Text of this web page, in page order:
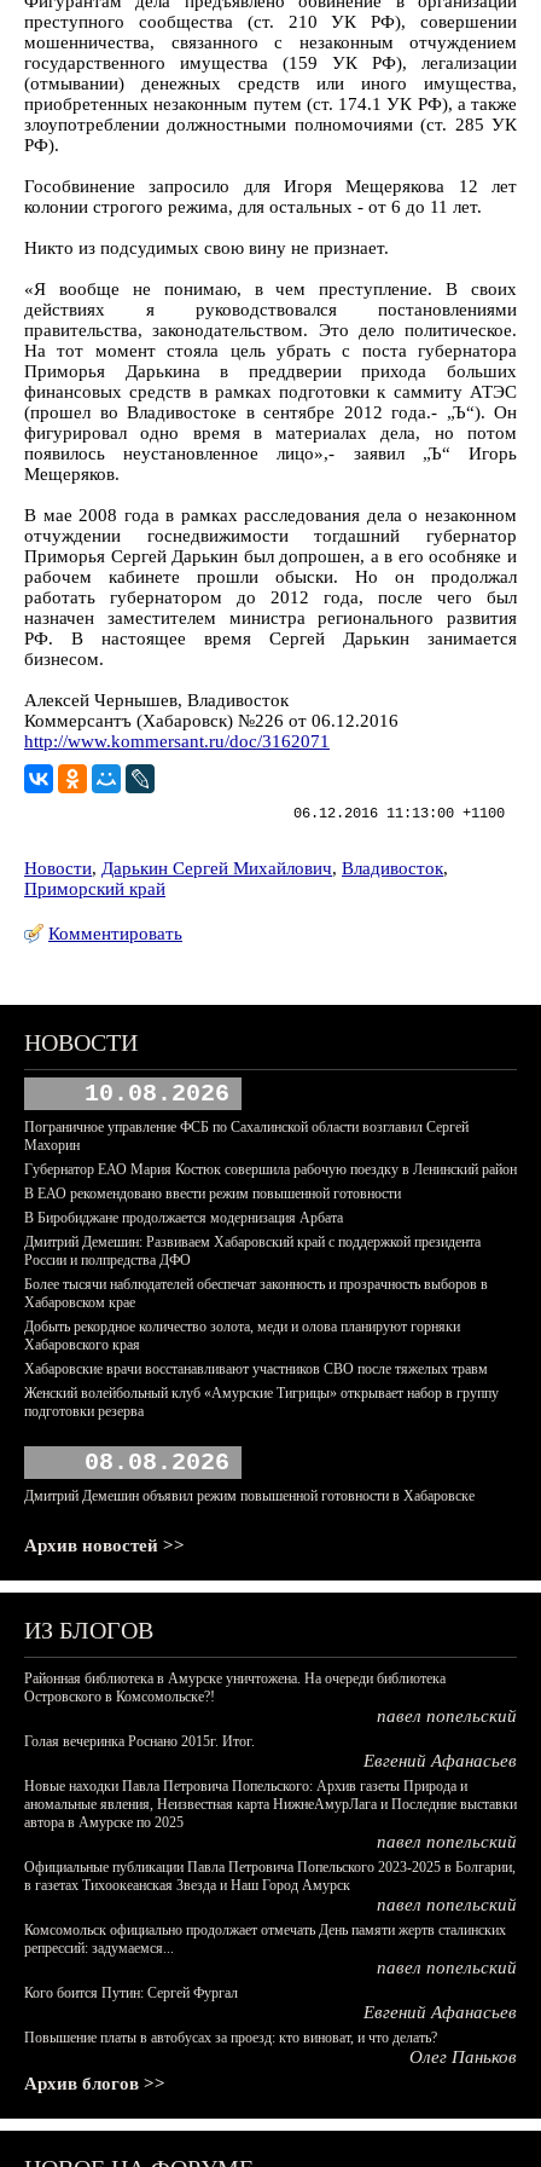
преступного сообщества (ст. 210 УК РФ), совершении
мошенничества, связанного с незаконным отчуждением
государственного имущества (159 УК РФ), легализации
(отмывании) денежных средств или иного имущества,
приобретенных незаконным путем (ст. 174.1 УК РФ), а также
злоупотреблении должностными полномочиями (ст. 285 УК
РФ).
Гособвинение запросило для Игоря Мещерякова 12 лет
колонии строгого режима, для остальных - от 6 до 11 лет.
Никто из подсудимых свою вину не признает.
«Я вообще не понимаю, в чем преступление. В своих
действиях я руководствовался постановлениями
правительства, законодательством. Это дело политическое.
На тот момент стояла цель убрать с поста губернатора
Приморья Дарькина в преддверии прихода больших
финансовых средств в рамках подготовки к саммиту АТЭС
(прошел во Владивостоке в сентябре 2012 года.- „Ъ“). Он
фигурировал одно время в материалах дела, но потом
появилось неустановленное лицо»,- заявил „Ъ“ Игорь
Мещеряков.
В мае 2008 года в рамках расследования дела о незаконном
отчуждении госнедвижимости тогдашний губернатор
Приморья Сергей Дарькин был допрошен, а в его особняке и
рабочем кабинете прошли обыски. Но он продолжал
работать губернатором до 2012 года, после чего был
назначен заместителем министра регионального развития
РФ. В настоящее время Сергей Дарькин занимается
бизнесом.
Алексей Чернышев, Владивосток
Коммерсантъ (Хабаровск) №226 от 06.12.2016
http://www.kommersant.ru/doc/3162071
06.12.2016 11:13:00 +1100
Новости, Дарькин Сергей Михайлович, Владивосток,
Приморский край
Комментировать
НОВОСТИ
10.08.2026
Пограничное управление ФСБ по Сахалинской области возглавил Сергей
Махорин
Губернатор ЕАО Мария Костюк совершила рабочую поездку в Ленинский район
В ЕАО рекомендовано ввести режим повышенной готовности
В Биробиджане продолжается модернизация Арбата
Дмитрий Демешин: Развиваем Хабаровский край с поддержкой президента
России и полпредства ДФО
Более тысячи наблюдателей обеспечат законность и прозрачность выборов в
Хабаровском крае
Добыть рекордное количество золота, меди и олова планируют горняки
Хабаровского края
Хабаровские врачи восстанавливают участников СВО после тяжелых травм
Женский волейбольный клуб «Амурские Тигрицы» открывает набор в группу
подготовки резерва
08.08.2026
Дмитрий Демешин объявил режим повышенной готовности в Хабаровске
Архив новостей >>
ИЗ БЛОГОВ
Районная библиотека в Амурске уничтожена. На очереди библиотека
Островского в Комсомольске?!
павел попельский
Голая вечеринка Роснано 2015г. Итог.
Евгений Афанасьев
Новые находки Павла Петровича Попельского: Архив газеты Природа и
аномальные явления, Неизвестная карта НижнеАмурЛага и Последние выставки
автора в Амурске по 2025
павел попельский
Официальные публикации Павла Петровича Попельского 2023-2025 в Болгарии,
в газетах Тихоокеанская Звезда и Наш Город Амурск
павел попельский
Комсомольск официально продолжает отмечать День памяти жертв сталинских
репрессий: задумаемся...
павел попельский
Кого боится Путин: Сергей Фургал
Евгений Афанасьев
Повышение платы в автобусах за проезд: кто виноват, и что делать?
Олег Паньков
Архив блогов >>